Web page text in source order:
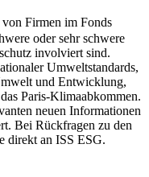
Firmen im Fonds
oder sehr schwere
involviert sind.
Umweltstandards,
und Entwicklung,
Paris-Klimaabkommen.
neuen Informationen
Bei Rückfragen zu den
direkt an ISS ESG.